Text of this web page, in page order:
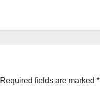
Required fields are marked *